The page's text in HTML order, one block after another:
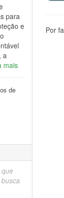
Por
para
e
a
mais
de